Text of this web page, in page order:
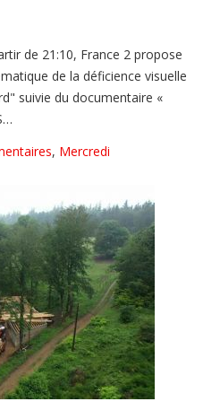
de 21:10, France 2 propose
de la déficience visuelle
suivie du documentaire «
, Mercredi